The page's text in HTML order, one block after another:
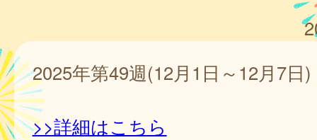
2025年第49週(12月1日～12月7日)
>>詳細はこちら